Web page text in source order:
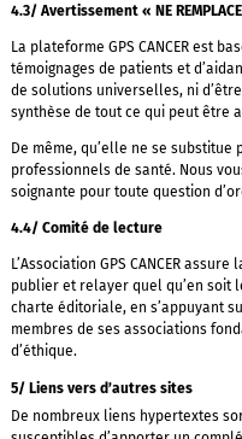
4.3/ Avertissement « NE REMPLACE
La plateforme GPS CANCER est
témoignages de patients et
de solutions universelles, ni
synthèse de tout ce qui peut être
De même, qu’elle ne se
professionnels de santé. Nous
soignante pour toute question
4.4/ Comité de lecture
L’Association GPS CANCER
publier et relayer quel qu’en soit
charte éditoriale, en s’appuyant
membres de ses associations
d’éthique.
5/ Liens vers d’autres sites
De nombreux liens hypertextes